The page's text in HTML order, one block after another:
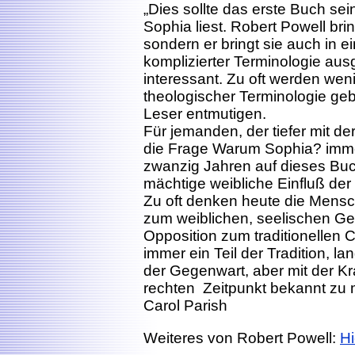
„Dies sollte das erste Buch
Sophia liest. Robert Powell
sondern er bringt sie auch in
komplizierter Terminologie
interessant. Zu oft werden
theologischer Terminologie
Leser entmutigen.
Für jemanden, der tiefer mit
die Frage Warum Sophia?
zwanzig Jahren auf dieses
mächtige weibliche Einfluß
Zu oft denken heute die
zum weiblichen, seelischen
Opposition zum traditionellen
immer ein Teil der Tradition,
der Gegenwart, aber mit der
rechten Zeitpunkt bekannt zu
Carol Parish
Weiteres von Robert Powell: